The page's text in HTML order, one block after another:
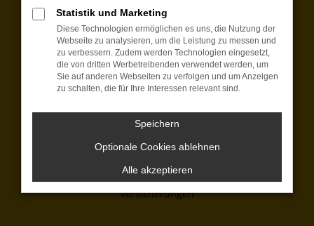
+49 8421 97650
kontakt@automobilecenter-schmid.de
Wir bieten:
EU-Fahrzeuge
Neuwagen
Dienstwagen
Gebrauchtwagen
Finanzierung
Leasing
Versicherungen
Statistik und Marketing
Diese Technologien ermöglichen es uns, die Nutzung der
Webseite zu analysieren, um die Leistung zu messen und
zu verbessern. Zudem werden Technologien eingesetzt,
die von dritten Werbetreibenden verwendet werden, um
Sie auf anderen Webseiten zu verfolgen und um Anzeigen
zu schalten, die für Ihre Interessen relevant sind.
Speichern
Optionale Cookies ablehnen
Alle akzeptieren